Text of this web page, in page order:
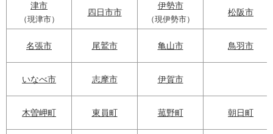
津市
（現津市）
四日市市
伊勢市
（現伊勢市）
松阪市
名張市 尾鷲市 亀山市 鳥羽市
いなべ市 志摩市 伊賀市
木曽岬町 東員町 菰野町 朝日町